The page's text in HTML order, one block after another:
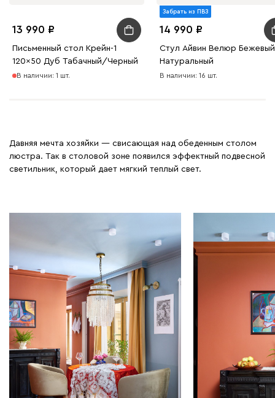
13 990
Письменный стол Крейн-1
120x50 Дуб Табачный/Черный
В наличии: 1 шт.
Забрать из ПВЗ
14 990
Стул Айвин Велюр
Натуральный
В наличии: 16 шт.
Давняя мечта хозяйки — свисающая над обеденным столом
люстра. Так в столовой зоне появился эффектный подвесной
светильник, который дает мягкий теплый свет.